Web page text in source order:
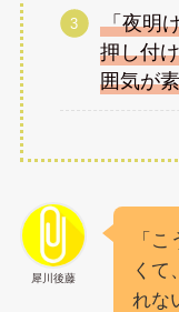
「夜明
押し付
囲気が
犀川後藤
「
くて
れな